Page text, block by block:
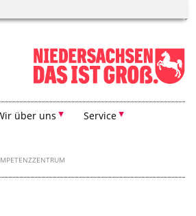
über uns Service